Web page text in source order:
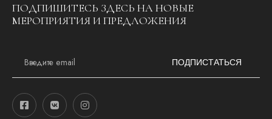
ПОДПИШИТЕСЬ ЗДЕСЬ НА НОВЫЕ
МЕРОПРИЯТИЯ И ПРЕДЛОЖЕНИЯ
a
l
*
ПОДПИСТАТЬСЯ